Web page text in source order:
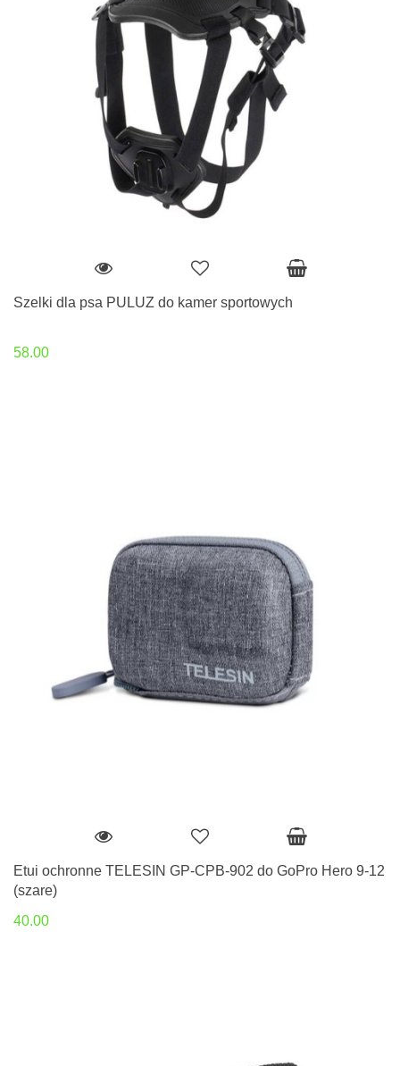
Szelki dla psa PULUZ do kamer sportowych
58.00
Etui ochronne TELESIN GP-CPB-902 do GoPro Hero 9-12
(szare)
40.00